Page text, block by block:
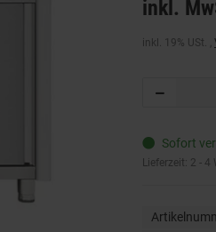
inkl.
inkl. 19% USt. ,
Sofort
Lieferzeit: 2 - 4